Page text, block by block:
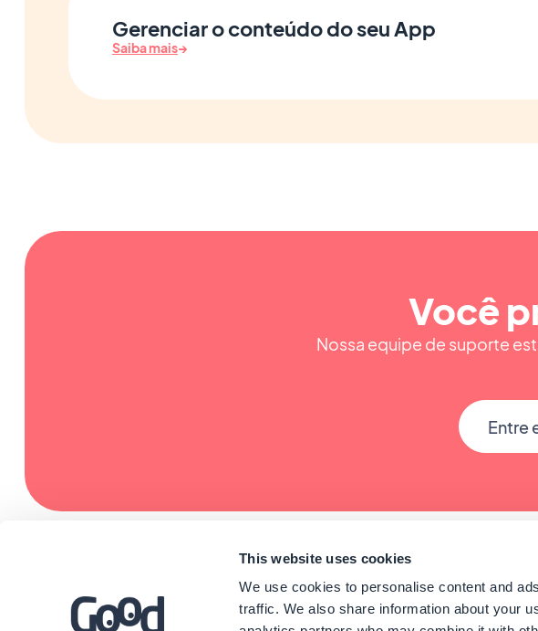
This website uses cookies
We use cookies to personalise content and
traffic. We also share information about your
Gerenciar o conteúdo do seu App
Saiba mais→
Você
Nossa equipe de suporte
Entre